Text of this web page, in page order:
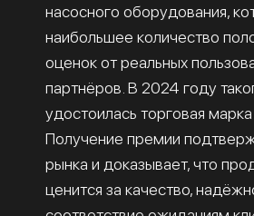
насосного оборудования,
наибольшее количество
оценок от реальных
партнёров. В 2024 году
удостоилась торговая марка
Получение премии
рынка и доказывает, что
ценится за качество,